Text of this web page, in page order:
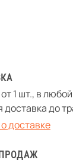
1 шт., в
доставка до
доставке